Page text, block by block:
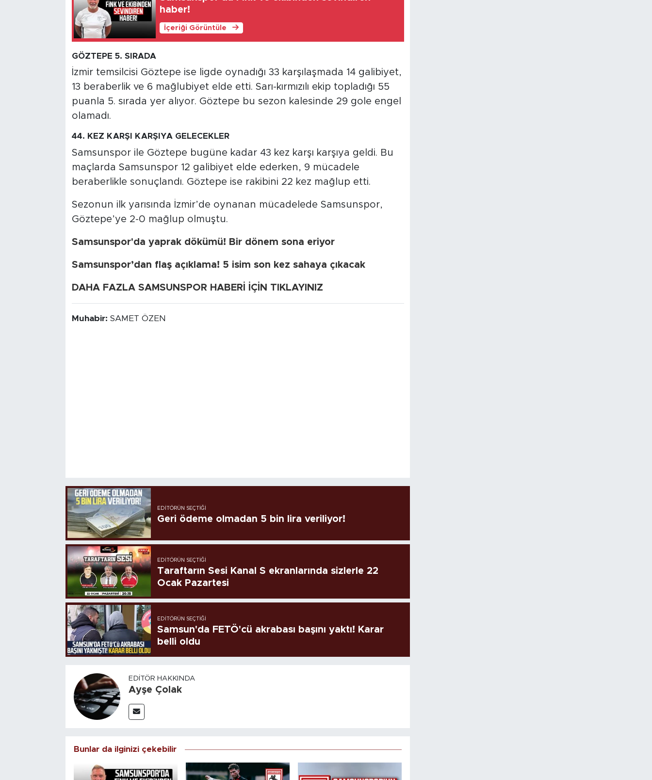
haber!
İçeriği Görüntüle
GÖZTEPE 5. SIRADA
İzmir temsilcisi Göztepe ise ligde oynadığı 33 karşılaşmada 14 galibiyet,
13 beraberlik ve 6 mağlubiyet elde etti. Sarı-kırmızılı ekip topladığı 55
puanla 5. sırada yer alıyor. Göztepe bu sezon kalesinde 29 gole engel
olamadı.
44. KEZ KARŞI KARŞIYA GELECEKLER
Samsunspor ile Göztepe bugüne kadar 43 kez karşı karşıya geldi. Bu
maçlarda Samsunspor 12 galibiyet elde ederken, 9 mücadele
beraberlikle sonuçlandı. Göztepe ise rakibini 22 kez mağlup etti.
Sezonun ilk yarısında İzmir’de oynanan mücadelede Samsunspor,
Göztepe’ye 2-0 mağlup olmuştu.
Samsunspor'da yaprak dökümü! Bir dönem sona eriyor
Samsunspor’dan flaş açıklama! 5 isim son kez sahaya çıkacak
DAHA FAZLA SAMSUNSPOR HABERİ İÇİN TIKLAYINIZ
Muhabir: SAMET ÖZEN
EDITÖRÜN SEÇTIĞI
Geri ödeme olmadan 5 bin lira veriliyor!
EDITÖRÜN SEÇTIĞI
Taraftarın Sesi Kanal S ekranlarında sizlerle 22
Ocak Pazartesi
EDITÖRÜN SEÇTIĞI
Samsun'da FETÖ'cü akrabası başını yaktı! Karar
belli oldu
EDITÖR HAKKINDA
Ayşe Çolak
Bunlar da ilginizi çekebilir